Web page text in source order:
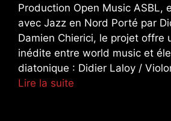
Production Open Music ASBL,
avec Jazz en Nord Porté par
Damien Chierici, le projet offre
inédite entre world music et
diatonique : Didier Laloy /
Lire la suite